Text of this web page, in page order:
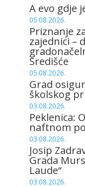
A evo gdje
05.08.2026.
Priznanje
zajednici –
Središće
05.08.2026.
Grad
školskog
03.08.2026.
Peklenica:
naftnom
03.08.2026.
Josip
Grada
Laude“
03.08.2026.